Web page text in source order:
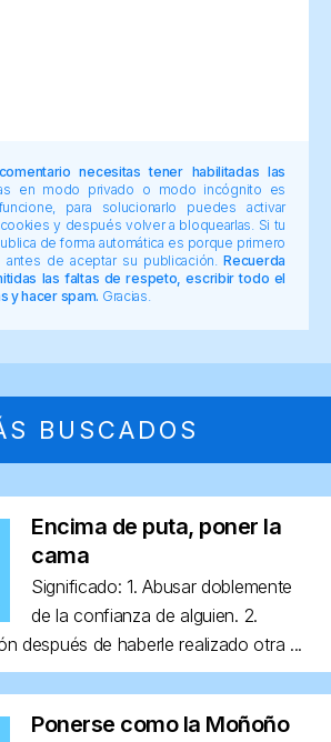
necesitas tener habilitadas las
en modo privado o modo incógnito es
para solucionarlo puedes activar
y después volver a bloquearlas. Si tu
de forma automática es porque primero
de aceptar su publicación.Recuerda
las faltas de respeto, escribir todo el
y hacer spam. Gracias.
BUSCADOS
Encima de puta, poner la
cama
Significado: 1. Abusar doblemente
de la confianza de alguien. 2.
después de haberle realizado otra ...
Ponerse como la Moñoño